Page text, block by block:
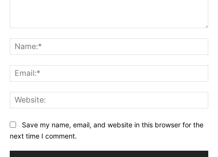
Save my name, email, and website in this browser for the
next time I comment.